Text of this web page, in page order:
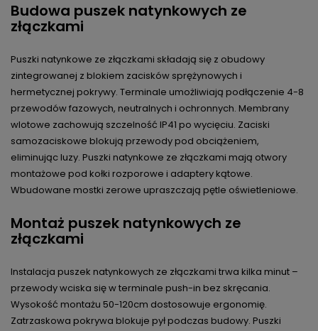
Budowa puszek natynkowych ze
złączkami
Puszki natynkowe ze złączkami składają się z obudowy
zintegrowanej z blokiem zacisków sprężynowych i
hermetycznej pokrywy. Terminale umożliwiają podłączenie 4-8
przewodów fazowych, neutralnych i ochronnych. Membrany
wlotowe zachowują szczelność IP41 po wycięciu. Zaciski
samozaciskowe blokują przewody pod obciążeniem,
eliminując luzy. Puszki natynkowe ze złączkami mają otwory
montażowe pod kołki rozporowe i adaptery kątowe.
Wbudowane mostki zerowe upraszczają pętle oświetleniowe.
Montaż puszek natynkowych ze
złączkami
Instalacja puszek natynkowych ze złączkami trwa kilka minut –
przewody wciska się w terminale push-in bez skręcania.
Wysokość montażu 50-120cm dostosowuje ergonomię.
Zatrzaskowa pokrywa blokuje pył podczas budowy. Puszki